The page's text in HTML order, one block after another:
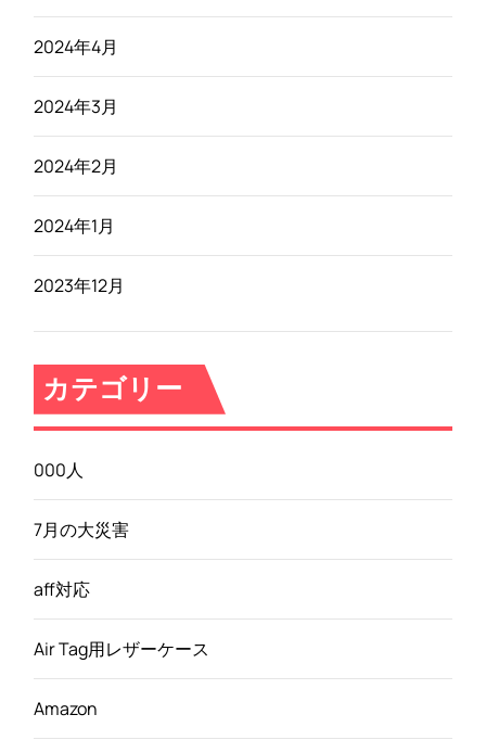
2024年4月
2024年3月
2024年2月
2024年1月
2023年12月
カテゴリー
000人
7月の大災害
aff対応
Air Tag用レザーケース
Amazon